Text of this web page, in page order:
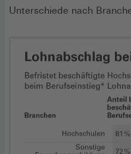
Unterschiede nach